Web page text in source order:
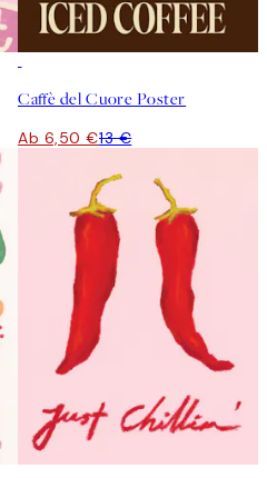
Caffè del Cuore Poster
Ab 6,50 €13 €